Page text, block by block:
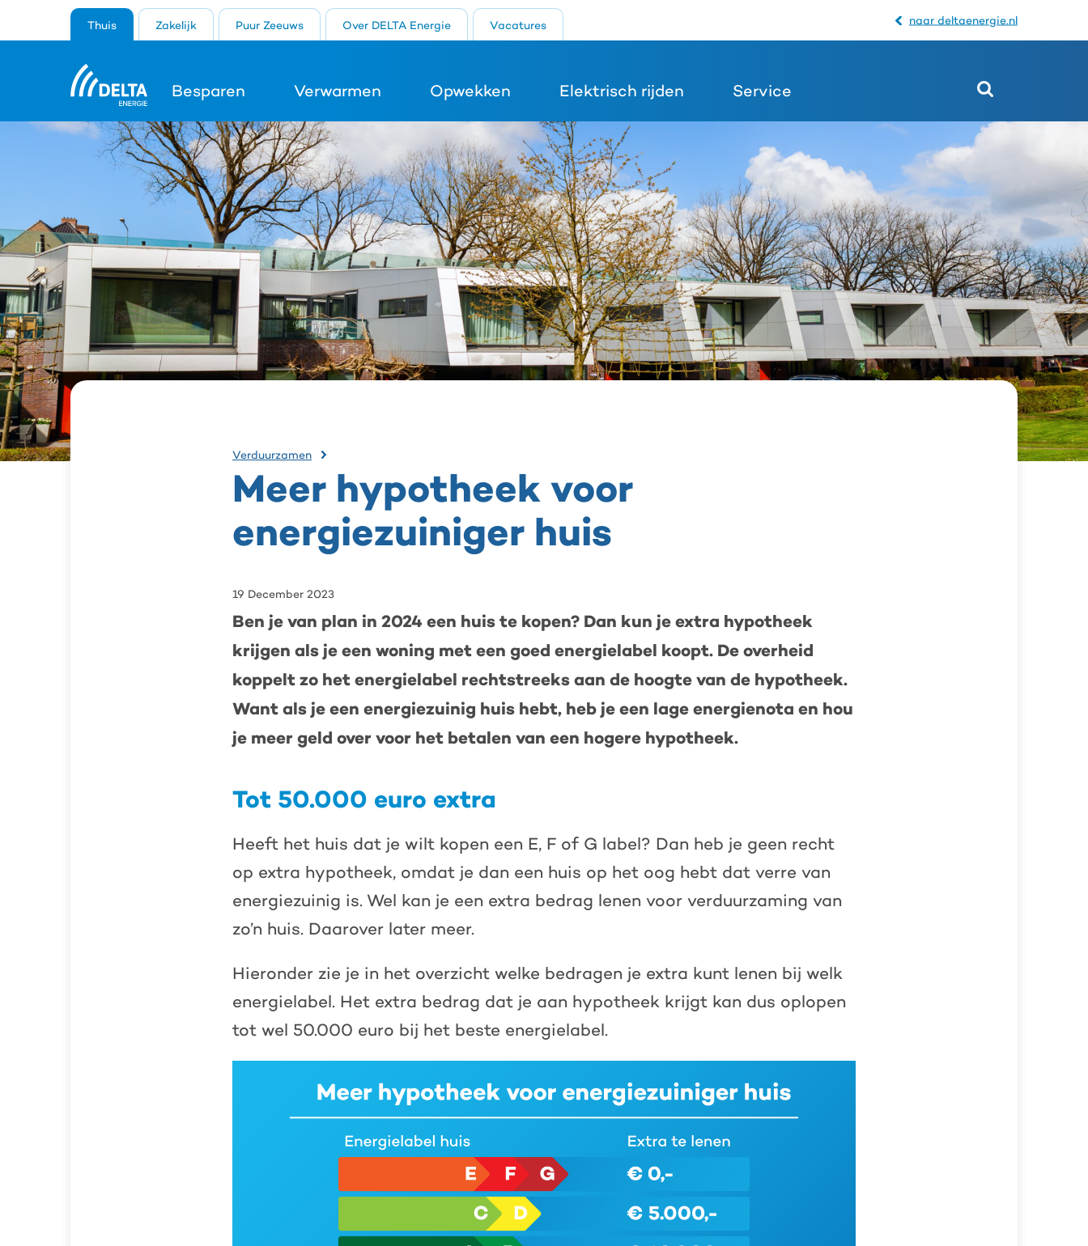
Thuis
Besparen Verwarmen Opwekken Elektrisch rijden Service
Zakelijk Puur Zeeuws Over DELTA Energie Vacatures naar deltaenergie.nl
Open
zoekveld
Search
Verduurzamen
voor
energiezuiniger
huis
Meer hypotheek voor
energiezuiniger huis
19 December 2023
Ben je van plan in 2024 een huis te kopen? Dan kun je extra hypotheek
krijgen als je een woning met een goed energielabel koopt. De overheid
koppelt zo het energielabel rechtstreeks aan de hoogte van de hypotheek.
Want als je een energiezuinig huis hebt, heb je een lage energienota en hou
je meer geld over voor het betalen van een hogere hypotheek.
Tot 50.000 euro extra
Heeft het huis dat je wilt kopen een E, F of G label? Dan heb je geen recht
op extra hypotheek, omdat je dan een huis op het oog hebt dat verre van
energiezuinig is. Wel kan je een extra bedrag lenen voor verduurzaming van
zo’n huis. Daarover later meer.
Hieronder zie je in het overzicht welke bedragen je extra kunt lenen bij welk
energielabel. Het extra bedrag dat je aan hypotheek krijgt kan dus oplopen
tot wel 50.000 euro bij het beste energielabel.